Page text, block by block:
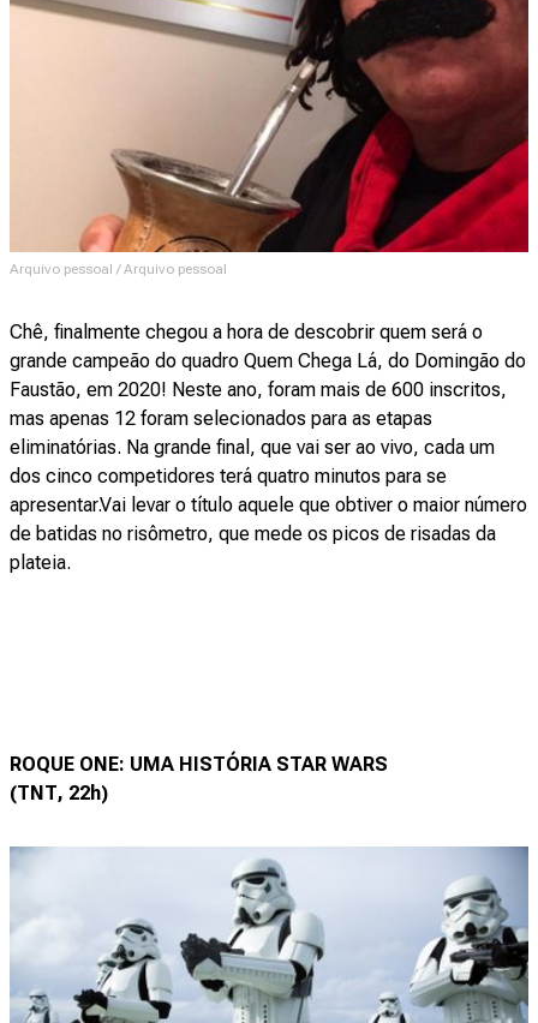
Arquivo pessoal / Arquivo pessoal
Chê, finalmente chegou a hora de descobrir quem será o
grande campeão do quadro Quem Chega Lá, do Domingão do
Faustão, em 2020! Neste ano, foram mais de 600 inscritos,
mas apenas 12 foram selecionados para as etapas
eliminatórias. Na grande final, que vai ser ao vivo, cada um
dos cinco competidores terá quatro minutos para se
apresentar.Vai levar o título aquele que obtiver o maior número
de batidas no risômetro, que mede os picos de risadas da
plateia.
ROQUE ONE: UMA HISTÓRIA STAR WARS
(TNT, 22h)